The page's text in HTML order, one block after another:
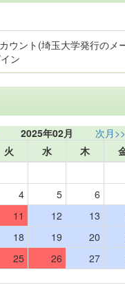
ウント(埼玉大学発行のメ
ン
2025年02月
次月>>
火 水 木
4 5 6
11 12 13
18 19 20
25 26 27